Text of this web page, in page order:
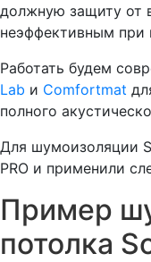
должную защиту от
неэффективным при
Работать будем
Lab и Comfortmat
полного
Для шумоизоляции
PRO и применили
Пример
потолка